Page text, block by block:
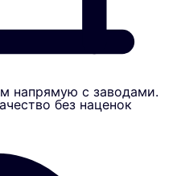
напрямую с заводами.
без наценок